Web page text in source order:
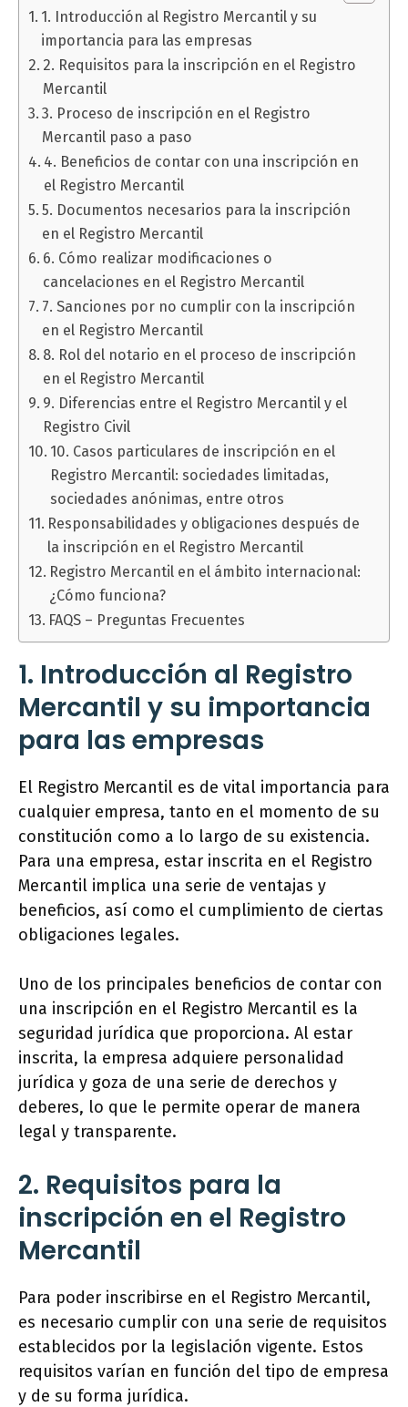
1. Introducción al Registro Mercantil y su
importancia para las empresas
2. Requisitos para la inscripción en el Registro
Mercantil
3. Proceso de inscripción en el Registro
Mercantil paso a paso
4. Beneficios de contar con una inscripción en
el Registro Mercantil
5. Documentos necesarios para la inscripción
en el Registro Mercantil
6. Cómo realizar modificaciones o
cancelaciones en el Registro Mercantil
7. Sanciones por no cumplir con la inscripción
en el Registro Mercantil
8. Rol del notario en el proceso de inscripción
en el Registro Mercantil
9. Diferencias entre el Registro Mercantil y el
Registro Civil
10. Casos particulares de inscripción en el
Registro Mercantil: sociedades limitadas,
sociedades anónimas, entre otros
Responsabilidades y obligaciones después de
la inscripción en el Registro Mercantil
Registro Mercantil en el ámbito internacional:
¿Cómo funciona?
FAQS – Preguntas Frecuentes
1. Introducción al Registro
Mercantil y su importancia
para las empresas
El Registro Mercantil es de vital importancia para
cualquier empresa, tanto en el momento de su
constitución como a lo largo de su existencia.
Para una empresa, estar inscrita en el Registro
Mercantil implica una serie de ventajas y
beneficios, así como el cumplimiento de ciertas
obligaciones legales.
Uno de los principales beneficios de contar con
una inscripción en el Registro Mercantil es la
seguridad jurídica que proporciona. Al estar
inscrita, la empresa adquiere personalidad
jurídica y goza de una serie de derechos y
deberes, lo que le permite operar de manera
legal y transparente.
2. Requisitos para la
inscripción en el Registro
Mercantil
Para poder inscribirse en el Registro Mercantil,
es necesario cumplir con una serie de requisitos
establecidos por la legislación vigente. Estos
requisitos varían en función del tipo de empresa
y de su forma jurídica.